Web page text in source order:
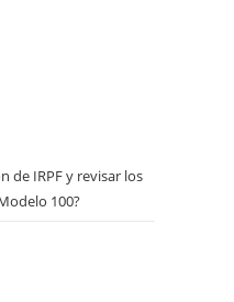
de IRPF y revisar los
100?